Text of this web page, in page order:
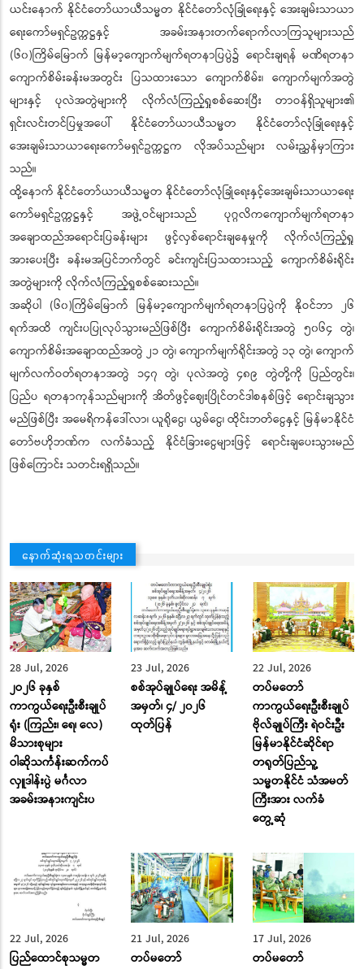
ယင်းနောက် နိုင်ငံတော်ယာယီသမ္မတ နိုင်ငံတော်လုံခြုံရေးနှင့် အေးချမ်းသာယာ
ရေးကော်မရှင်ဥက္ကဋ္ဌနှင့် အခမ်းအနားတက်ရောက်လာကြသူများသည်
(၆၀)ကြိမ်မြောက် မြန်မာ့ကျောက်မျက်ရတနာပြပွဲ၌ ရောင်းချရန် မဏိရတနာ
ကျောက်စိမ်းခန်းမအတွင်း ပြသထားသော ကျောက်စိမ်း၊ ကျောက်မျက်အတွဲ
များနှင့် ပုလဲအတွဲများကို လိုက်လံကြည့်ရှုစစ်ဆေးပြီး တာဝန်ရှိသူများ၏
ရှင်းလင်းတင်ပြမှုအပေါ် နိုင်ငံတော်ယာယီသမ္မတ နိုင်ငံတော်လုံခြုံရေးနှင့်
အေးချမ်းသာယာရေးကော်မရှင်ဥက္ကဋ္ဌက လိုအပ်သည်များ လမ်းညွှန်မှာကြား
သည်။
ထို့နောက် နိုင်ငံတော်ယာယီသမ္မတ နိုင်ငံတော်လုံခြုံရေးနှင့်အေးချမ်းသာယာရေး
ကော်မရှင်ဥက္ကဋ္ဌနှင့် အဖွဲ့ဝင်များသည် ပုဂ္ဂလိကကျောက်မျက်ရတနာ
အချောထည်အရောင်းပြခန်းများ ဖွင့်လှစ်ရောင်းချနေမှုကို လိုက်လံကြည့်ရှု
အားပေးပြီး ခန်းမအပြင်ဘက်တွင် ခင်းကျင်းပြသထားသည့် ကျောက်စိမ်းရိုင်း
အတွဲများကို လိုက်လံကြည့်ရှုစစ်ဆေးသည်။
အဆိုပါ (၆၀)ကြိမ်မြောက် မြန်မာ့ကျောက်မျက်ရတနာပြပွဲကို နိုဝင်ဘာ ၂၆
ရက်အထိ ကျင်းပပြုလုပ်သွားမည်ဖြစ်ပြီး ကျောက်စိမ်းရိုင်းအတွဲ ၅၀၆၄ တွဲ၊
ကျောက်စိမ်းအချောထည်အတွဲ ၂၁ တွဲ၊ ကျောက်မျက်ရိုင်းအတွဲ ၁၃ တွဲ၊ ကျောက်
မျက်လက်ဝတ်ရတနာအတွဲ ၁၄၇ တွဲ၊ ပုလဲအတွဲ ၄၈၉ တွဲတို့ကို ပြည်တွင်း၊
ပြည်ပ ရတနာကုန်သည်များကို အိတ်ဖွင့်ဈေးပြိုင်တင်ဒါစနစ်ဖြင့် ရောင်းချသွား
မည်ဖြစ်ပြီး အမေရိကန်ဒေါ်လာ၊ ယူရိုငွေ၊ ယွမ်ငွေ၊ ထိုင်းဘတ်ငွေနှင့် မြန်မာနိုင်ငံ
တော်ဗဟိုဘဏ်က လက်ခံသည့် နိုင်ငံခြားငွေများဖြင့် ‌ရောင်းချပေးသွားမည်
ဖြစ်ကြောင်း သတင်းရရှိသည်။
နောက်ဆုံးရသတင်းများ
28 Jul, 2026
၂ဝ၂၆ ခုနှစ်
ကာကွယ်ရေးဦးစီးချုပ်
ရုံး (ကြည်း၊ ရေ၊ လေ)
မိသားစုများ
ဝါဆိုသင်္ကန်းဆက်ကပ်
လှူဒါန်းပွဲ မင်္ဂလာ
အခမ်းအနားကျင်းပ
23 Jul, 2026
စစ်အုပ်ချုပ်ရေး အမိန့်
အမှတ်၊ ၄/ ၂၀၂၆
ထုတ်ပြန်
22 Jul, 2026
တပ်မတော်
ကာကွယ်ရေးဦးစီးချုပ်
ဗိုလ်ချုပ်ကြီး ရဲဝင်းဦး
မြန်မာနိုင်ငံဆိုင်ရာ
တရုတ်ပြည်သူ့
သမ္မတနိုင်ငံ သံအမတ်
ကြီးအား လက်ခံ
တွေ့ဆုံ
22 Jul, 2026
ပြည်ထောင်စုသမ္မတ
21 Jul, 2026
တပ်မတော်
17 Jul, 2026
တပ်မတော်